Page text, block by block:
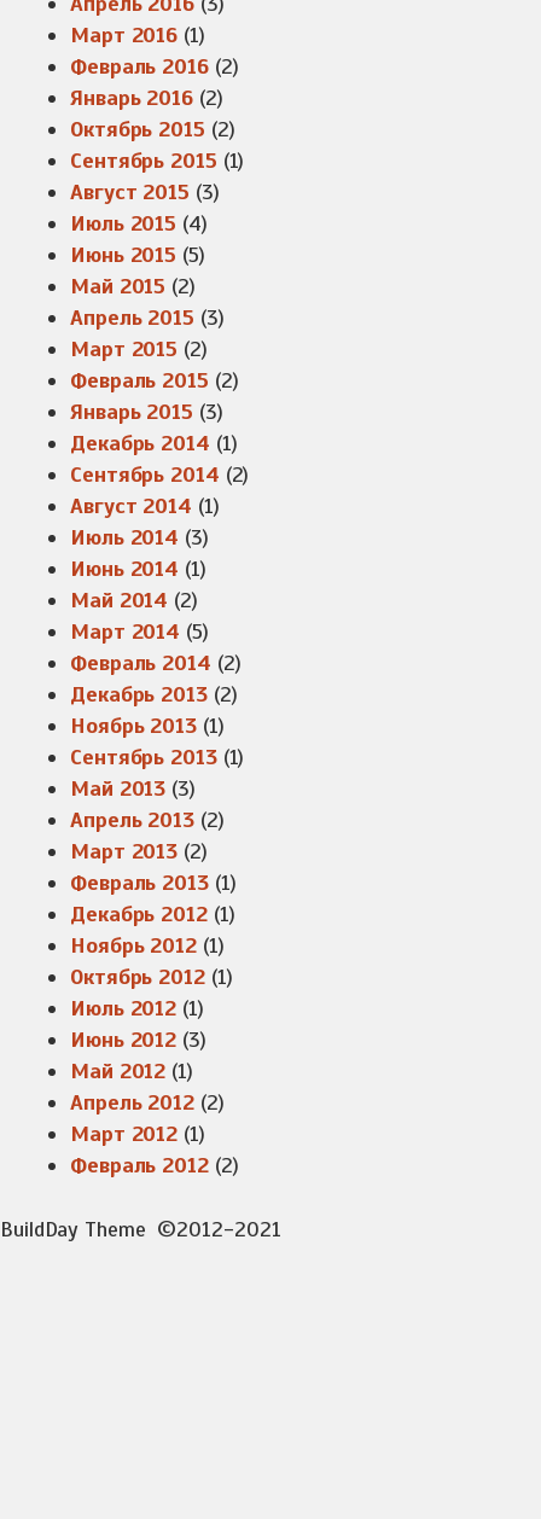
Март 2016 (1)
Февраль 2016(2)
Январь 2016(2)
Октябрь 2015 (2)
Сентябрь 2015 (1)
Август 2015 (3)
Июль 2015 (4)
Июнь 2015 (5)
Май 2015 (2)
Апрель 2015 (3)
Март 2015 (2)
Февраль 2015 (2)
Январь 2015 (3)
Декабрь 2014 (1)
Сентябрь 2014 (2)
Август 2014 (1)
Июль 2014 (3)
Июнь 2014 (1)
Май 2014 (2)
Март 2014 (5)
Февраль 2014 (2)
Декабрь 2013(2)
Ноябрь 2013(1)
Сентябрь 2013(1)
Май 2013 (3)
Апрель 2013(2)
Март 2013 (2)
Февраль 2013(1)
Декабрь 2012(1)
Ноябрь 2012(1)
Октябрь 2012(1)
Июль 2012 (1)
Июнь 2012 (3)
Май 2012 (1)
Апрель 2012(2)
Март 2012 (1)
Февраль 2012(2)
BuildDay Theme ©2012-2021